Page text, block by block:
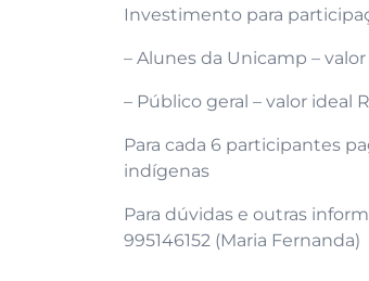
Investimento para
– Alunes da Unicamp –
– Público geral – valor ideal
Para cada 6 participantes
indígenas
Para dúvidas e outras
995146152 (Maria Fernanda)